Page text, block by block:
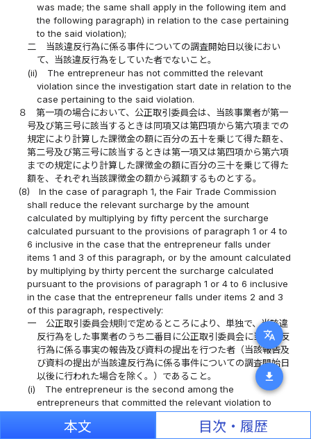
translate
download
was made; the same shall apply in the following item and
the following paragraph) in relation to the case pertaining
to the said violation);
二
当該違反行為に係る事件についての調査開始日以後におい
て、当該違反行為をしていた者でないこと。
(ii)
The entrepreneur has not committed the relevant
violation since the investigation start date in relation to the
case pertaining to the said violation.
８
第一項の場合において、公正取引委員会は、当該事業者が第一
号及び第三号に該当するときは同項又は第四項から第六項までの
規定により計算した課徴金の額に百分の五十を乗じて得た額を、
第二号及び第三号に該当するときは第一項又は第四項から第六項
までの規定により計算した課徴金の額に百分の三十を乗じて得た
額を、それぞれ当該課徴金の額から減額するものとする。
(8)
In the case of paragraph 1, the Fair Trade Commission
shall reduce the relevant surcharge by the amount
calculated by multiplying by fifty percent the surcharge
calculated pursuant to the provisions of paragraph 1 or 4 to
6 inclusive in the case that the entrepreneur falls under
items 1 and 3 of this paragraph, or by the amount calculated
by multiplying by thirty percent the surcharge calculated
pursuant to the provisions of paragraph 1 or 4 to 6 inclusive
in the case that the entrepreneur falls under items 2 and 3
of this paragraph, respectively:
一
公正取引委員会規則で定めるところにより、単独で、当該違
反行為をした事業者のうち二番目に公正取引委員会に当該違反
行為に係る事実の報告及び資料の提出を行つた者（当該報告及
び資料の提出が当該違反行為に係る事件についての調査開始日
以後に行われた場合を除く。）であること。
(i)
The entrepreneur is the second among the
entrepreneurs that committed the relevant violation to
individually submit reports and materials regarding the
facts pertaining to the said violation to the Fair Trade
本文 目次・履歴